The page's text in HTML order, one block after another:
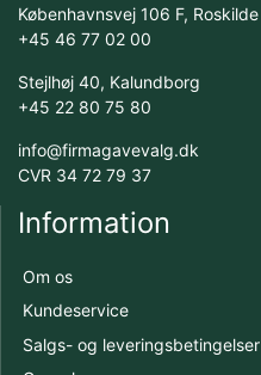
Københavnsvej 106 F, Roskilde
+45 46 77 02 00
Stejlhøj 40, Kalundborg
+45 22 80 75 80
info@firmagavevalg.dk
CVR 34 72 79 37
Information
Om os
Kundeservice
Salgs- og leveringsbetingelser